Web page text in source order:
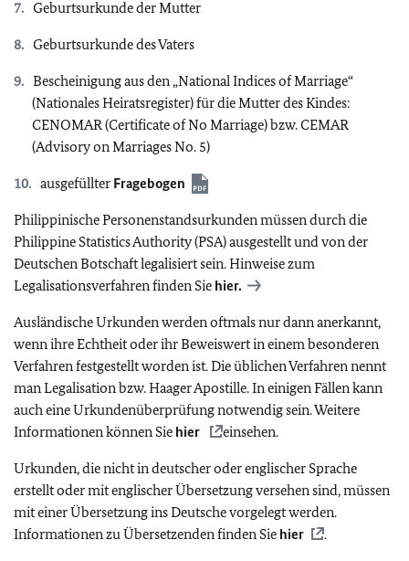
Geburtsurkunde der Mutter
Geburtsurkunde des Vaters
Bescheinigung aus den „National Indices of Marriage“
(Nationales Heiratsregister) für die Mutter des Kindes:
CENOMAR (Certificate of No Marriage) bzw. CEMAR
(Advisory on Marriages No. 5)
ausgefüllter Fragebogen
Philippinische Personenstandsurkunden müssen durch die
Philippine Statistics Authority (PSA) ausgestellt und von der
Deutschen Botschaft legalisiert sein. Hinweise zum
Legalisationsverfahren finden Sie hier.
Ausländische Urkunden werden oftmals nur dann anerkannt,
wenn ihre Echtheit oder ihr Beweiswert in einem besonderen
Verfahren festgestellt worden ist. Die üblichen Verfahren nennt
man Legalisation bzw. Haager Apostille. In einigen Fällen kann
auch eine Urkundenüberprüfung notwendig sein. Weitere
Informationen können Sie hier einsehen.
Urkunden, die nicht in deutscher oder englischer Sprache
erstellt oder mit englischer Übersetzung versehen sind, müssen
mit einer Übersetzung ins Deutsche vorgelegt werden.
Informationen zu Übersetzenden finden Sie hier .